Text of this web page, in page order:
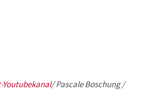
/ Pascale Boschung /